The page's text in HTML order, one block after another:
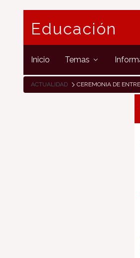
Educación
Inicio Temas
ACTUALIDAD CEREMONIA DE ENTREGA